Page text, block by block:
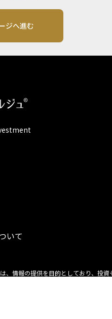
ジへ進む
いて
、情報の提供を目的としており、投資